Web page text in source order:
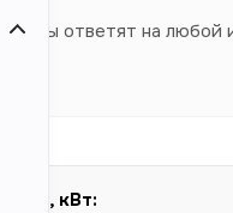
ответят на любой
кВт: